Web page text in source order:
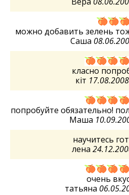
можно добавить зелень
Саша
класно
кіт
попробуйте обязательно!
Маша
научитесь
лена
очень
татьяна